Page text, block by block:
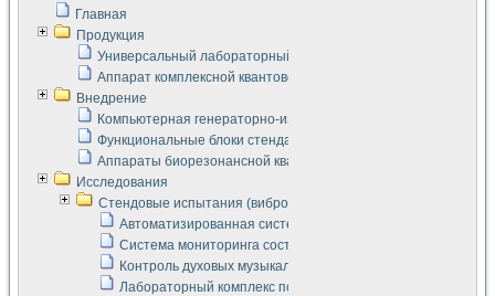
Главная
Продукция
Универсальный лабораторный стенд "Сигнал-USB"
Аппарат комплексной квантовой терапии Интроскан
Внедрение
Компьютерная генераторно-измерительная система
Функциональные блоки стенда "Сигнал-USB"
Аппараты биорезонансной квантовой терапии серии СКАН
Исследования
Стендовые испытания (виброакустика, тензометрия и т.п.)
Автоматизированная система измерения параметров
Система мониторинга состояния тяговых
Контроль духовых музыкальных инструментов
Лабораторный комплекс по исследованию элементной